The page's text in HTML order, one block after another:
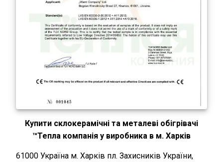
Купити склокерамічні та металеві обігрівачі
™Тепла компанія у виробника в м. Харків
61000 Україна м. Харків пл. Захисників України,